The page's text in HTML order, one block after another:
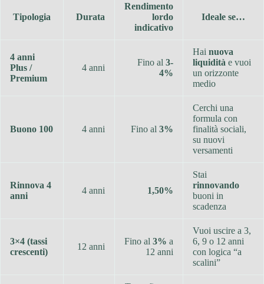
Tipologia Durata
Rendimento
lordo
indicativo
Ideale se…
4 anni
Plus /
Premium
4 anni
Fino al 3-
4%
Hai nuova
liquidità e vuoi
un orizzonte
medio
Buono 100 4 anni Fino al 3%
Cerchi una
formula con
finalità sociali,
su nuovi
versamenti
Rinnova 4
anni
4 anni 1,50%
Stai
rinnovando
buoni in
scadenza
3×4 (tassi
crescenti)
12 anni
Fino al 3% a
12 anni
Vuoi uscire a 3,
6, 9 o 12 anni
con logica “a
scalini”